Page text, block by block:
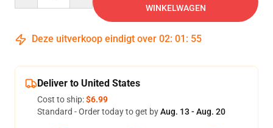
WINKELWAGEN
Deze uitverkoop eindigt over 02: 01 : 54
Deliver to United States
Cost to ship:$6.99
Standard - Order today to get byAug. 13 - Aug. 20